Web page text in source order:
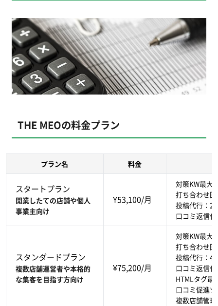
THE MEOの料金プラン
プラン名 料金
スタートプラン
開業したての店舗や個人
事業主向け
¥53,100/月
対策KW最大
打ち合わせ
投稿代行：
口コミ返信
スタンダードプラン
複数店舗運営者や本格的
な集客を目指す方向け
¥75,200/月
対策KW最大
打ち合わせ
投稿代行：
口コミ返信
HTMLタグ最
口コミ促進
複数店舗管